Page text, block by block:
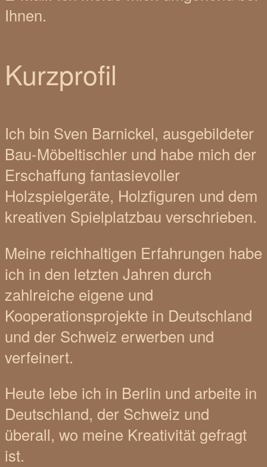
Ihnen.
Kurzprofil
Ich bin Sven Barnickel, ausgebildeter
Bau-Möbeltischler und habe mich der
Erschaffung fantasievoller
Holzspielgeräte, Holzfiguren und dem
kreativen Spielplatzbau verschrieben.
Meine reichhaltigen Erfahrungen habe
ich in den letzten Jahren durch
zahlreiche eigene und
Kooperationsprojekte in Deutschland
und der Schweiz erwerben und
verfeinert.
Heute lebe ich in Berlin und arbeite in
Deutschland, der Schweiz und
überall, wo meine Kreativität gefragt
ist.